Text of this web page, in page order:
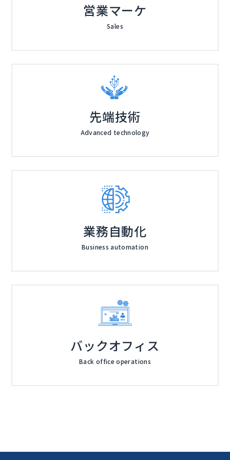
営業マーケ
Sales
先端技術
Advanced technology
業務自動化
Business automation
バックオフィス
Back office operations